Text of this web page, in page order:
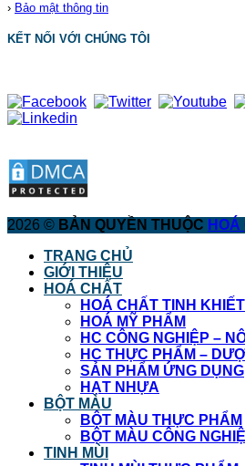
› Bảo mật thông tin
KẾT NỐI VỚI CHÚNG TÔI
2026 © BẢN QUYỀN THUỘC HOÁ
TRANG CHỦ
GIỚI THIỆU
HOÁ CHẤT
HOÁ CHẤT TINH KHIẾT
HOÁ MỸ PHẨM
HC CÔNG NGHIỆP –
HC THỰC PHẨM –
SẢN PHẨM ỨNG DỤNG
HẠT NHỰA
BỘT MÀU
BỘT MÀU THỰC PHẨM
BỘT MÀU CÔNG
TINH MÙI